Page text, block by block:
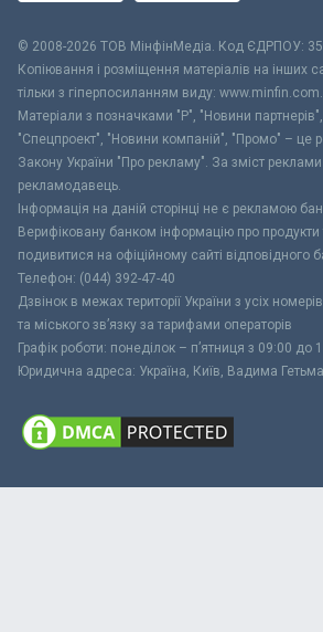
© 2008-2026 ТОВ МiнфiнМедiа. Код ЄДРПОУ:
Копіювання і розміщення матеріалів на інших
тільки з гіперпосиланням виду:
Матеріали з позначками "Р", "Новини
"Спецпроект", "Новини компаній", "Промо" – це
Закону України "Про рекламу". За зміст
рекламодавець.
Інформація на даній сторінці не є рекламою
Верифіковану банком інформацію про
подивитися на офіційному сайті відповідного
Телефон: (044) 392-47-40
Дзвінок в межах території України з усіх
та міського зв’язку за тарифами операторів
Графік роботи: понеділок – п’ятниця з 09:00 до
Юридична адреса: Україна, Київ, Вадима